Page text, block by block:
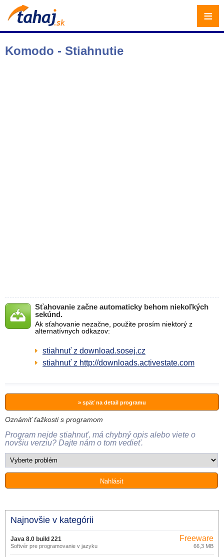
Komodo - Stiahnutie
Sťahovanie začne automaticky behom niekoľkých
sekúnd.
Ak sťahovanie nezačne, použite prosím niektorý z
alternatívnych odkazov:
stiahnuť z download.sosej.cz
stiahnuť z http://downloads.activestate.com
» späť na detail programu
Oznámiť ťažkosti s programom
Program nejde stiahnuť, má chybný opis alebo viete o
novšiu verziu? Dajte nám o tom vedieť.
Najnovšie v kategórii
Java 8.0 build 221
Softvér pre programovanie v jazyku
Freeware
66,3 MB
≡